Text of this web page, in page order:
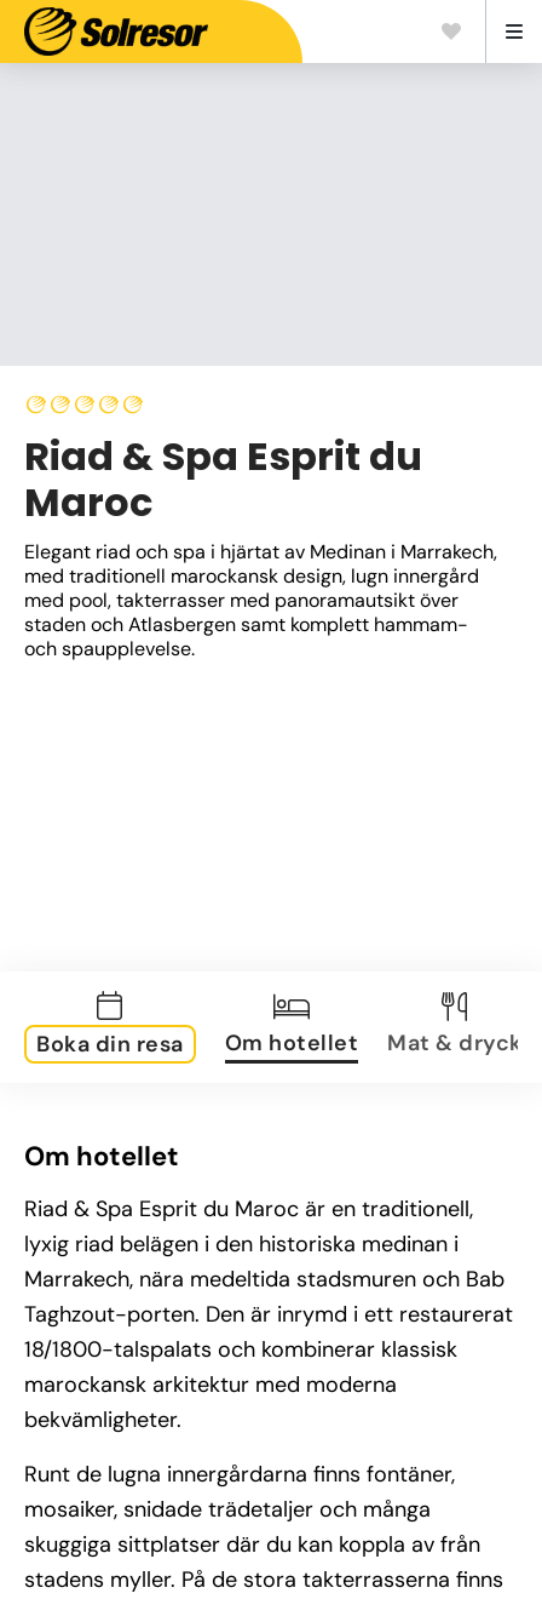
Riad & Spa Esprit du
Maroc
Elegant riad och spa i hjärtat av Medinan i Marrakech,
med traditionell marockansk design, lugn innergård
med pool, takterrasser med panoramautsikt över
staden och Atlasbergen samt komplett hammam-
och spaupplevelse.
Boka din resa Om hotellet Mat & dryck
Om hotellet
Riad & Spa Esprit du Maroc är en traditionell,
lyxig riad belägen i den historiska medinan i
Marrakech, nära medeltida stadsmuren och Bab
Taghzout-porten. Den är inrymd i ett restaurerat
18/1800-talspalats och kombinerar klassisk
marockansk arkitektur med moderna
bekvämligheter.
Runt de lugna innergårdarna finns fontäner,
mosaiker, snidade trädetaljer och många
skuggiga sittplatser där du kan koppla av från
stadens myller. På de stora takterrasserna finns